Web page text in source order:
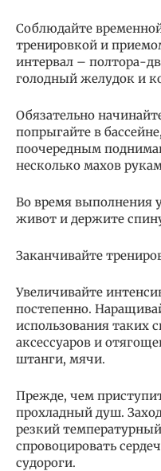
Соблюдайте
тренировкой и
интервал – полтора-
голодный желудок и
Обязательно
попрыгайте в
поочередным
несколько махов
Во время выполнения
живот и держите
Заканчивайте
Увеличивайте
постепенно.
использования таких
аксессуаров и
штанги, мячи.
Прежде, чем
прохладный душ.
резкий
спровоцировать
судороги.